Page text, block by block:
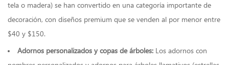
tela o madera) se han convertido en una categoría importante de
decoración, con diseños premium que se venden al por menor entre
$40 y $150.
Adornos personalizados y copas de árboles: Los adornos con